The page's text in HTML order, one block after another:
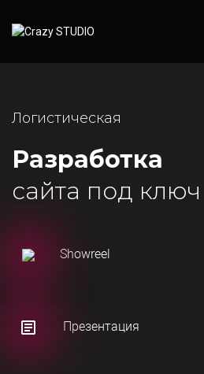
Логистическая
Разработка
сайта под ключ
Showreel
Презентация